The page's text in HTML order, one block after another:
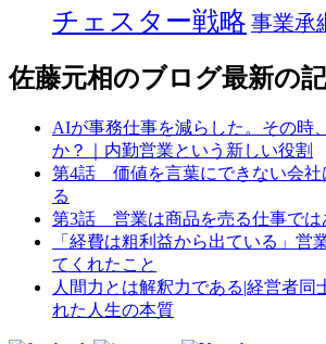
チェスター戦略 事業承
佐藤元相のブログ最新の
AIが事務仕事を減らした。その時
か？｜内勤営業という新しい役割
第4話 価値を言葉にできない会社
る
第3話 営業は商品を売る仕事では
「経費は粗利益から出ている」営
てくれたこと
人間力とは解釈力である|経営者同
れた人生の本質